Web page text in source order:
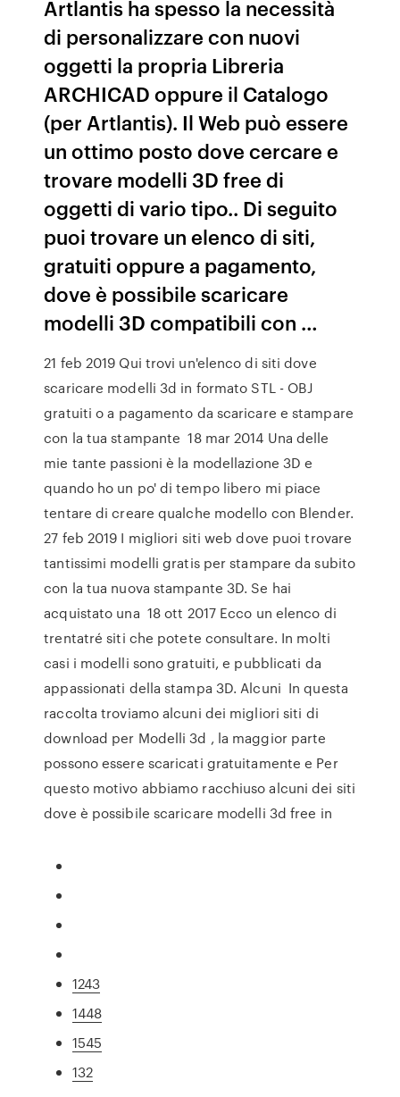
Artlantis ha spesso la necessità
di personalizzare con nuovi
oggetti la propria Libreria
ARCHICAD oppure il Catalogo
(per Artlantis). Il Web può essere
un ottimo posto dove cercare e
trovare modelli 3D free di
oggetti di vario tipo.. Di seguito
puoi trovare un elenco di siti,
gratuiti oppure a pagamento,
dove è possibile scaricare
modelli 3D compatibili con …
21 feb 2019 Qui trovi un'elenco di siti dove
scaricare modelli 3d in formato STL - OBJ
gratuiti o a pagamento da scaricare e stampare
con la tua stampante 18 mar 2014 Una delle
mie tante passioni è la modellazione 3D e
quando ho un po' di tempo libero mi piace
tentare di creare qualche modello con Blender.
27 feb 2019 I migliori siti web dove puoi trovare
tantissimi modelli gratis per stampare da subito
con la tua nuova stampante 3D. Se hai
acquistato una 18 ott 2017 Ecco un elenco di
trentatré siti che potete consultare. In molti
casi i modelli sono gratuiti, e pubblicati da
appassionati della stampa 3D. Alcuni In questa
raccolta troviamo alcuni dei migliori siti di
download per Modelli 3d , la maggior parte
possono essere scaricati gratuitamente e Per
questo motivo abbiamo racchiuso alcuni dei siti
dove è possibile scaricare modelli 3d free in
1243
1448
1545
132